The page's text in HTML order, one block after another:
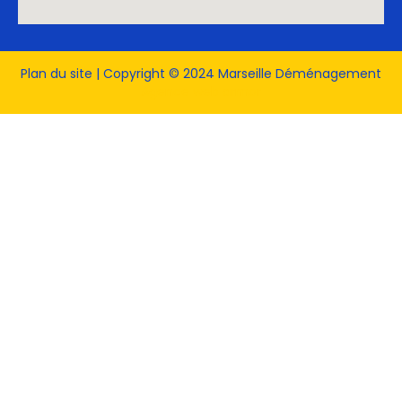
Plan du site | Copyright © 2024 Marseille Déménagement